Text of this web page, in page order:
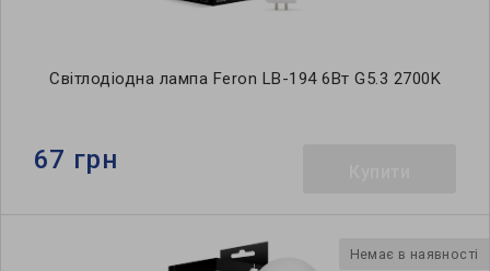
Світлодіодна лампа Feron LB-194 6Вт G5.3 2700K
67 грн
Немає в наявності